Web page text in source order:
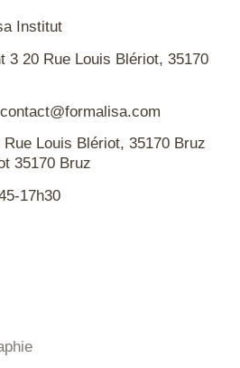
Institut
3 20 Rue Louis Blériot, 35170
Louis Blériot, 35170 Bruz
35170 Bruz
17h30